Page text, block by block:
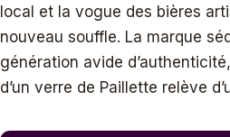
local et la vogue des bières
nouveau souffle. La marque
génération avide
d’un verre de Paillette relève